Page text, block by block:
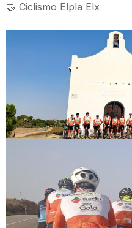
🤝 Ciclismo Elpla Elx